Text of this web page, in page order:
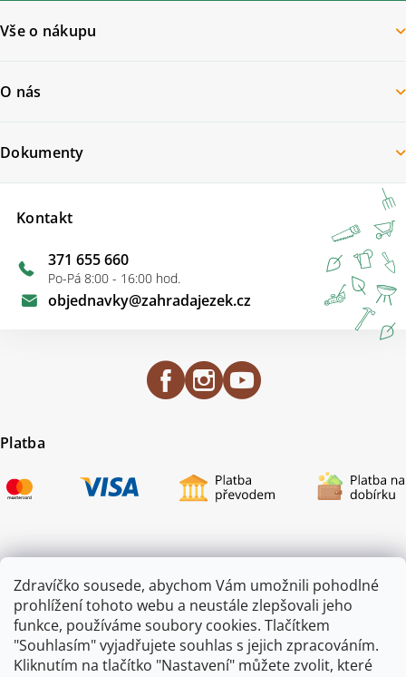
Zdravíčko sousede, abychom Vám umožnili pohodlné
prohlížení tohoto webu a neustále zlepšovali jeho
funkce, používáme soubory cookies. Tlačítkem
"Souhlasím" vyjadřujete souhlas s jejich zpracováním.
Kliknutím na tlačítko "Nastavení" můžete zvolit, které
Vše o nákupu
O nás
Kontakt
objednavky@zahradajezek.cz
371 655 660
Po-Pá 8:00 - 16:00 hod.
Dokumenty
Platba